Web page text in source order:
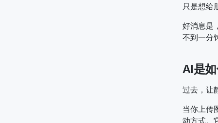
只是想给
好消息是
不到一分
AI是
过去，让
当你上传
动方式。